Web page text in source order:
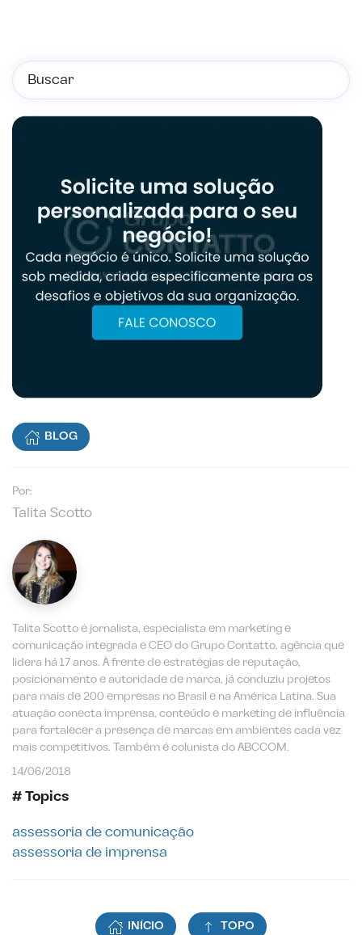
BLOG
Por:
Talita Scotto
Talita Scotto é jornalista, especialista em marketing e
comunicação integrada e CEO do Grupo Contatto, agência que
lidera há 17 anos. À frente de estratégias de reputação,
posicionamento e autoridade de marca, já conduziu projetos
para mais de 200 empresas no Brasil e na América Latina. Sua
atuação conecta imprensa, conteúdo e marketing de influência
para fortalecer a presença de marcas em ambientes cada vez
mais competitivos. Também é colunista do ABCCOM.
14/06/2018
# Topics
assessoria de comunicação
assessoria de imprensa
INÍCIO TOPO